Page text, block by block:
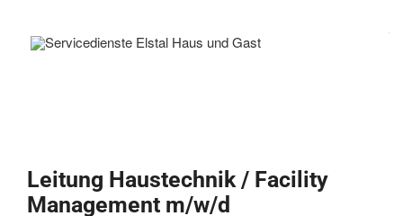
Leitung Haustechnik / Facility
Management m/w/d